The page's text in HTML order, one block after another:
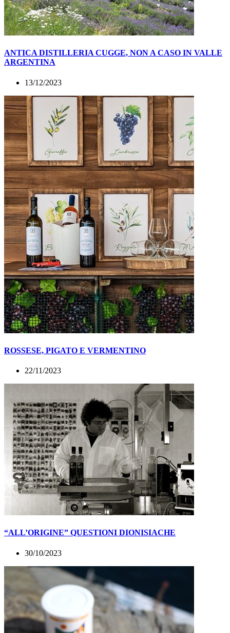
ANTICA DISTILLERIA CUGGE, NON A CASO IN VALLE
ARGENTINA
13/12/2023
ROSSESE, PIGATO E VERMENTINO
22/11/2023
“ALL’ORIGINE” QUESTIONI DIONISIACHE
30/10/2023